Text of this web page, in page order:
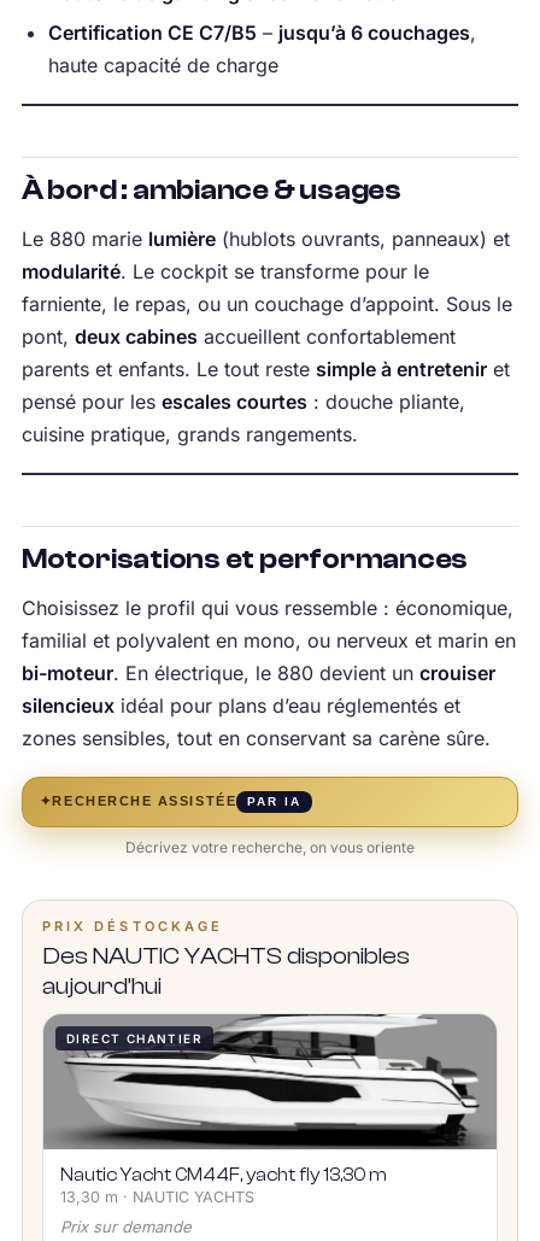
Certification CE C7/B5 – jusqu’à 6 couchages,
haute capacité de charge
À bord : ambiance & usages
Le 880 marie lumière(hublots ouvrants, panneaux) et
modularité. Le cockpit se transforme pour le
farniente, le repas, ou un couchage d’appoint. Sous le
pont, deux cabines accueillent confortablement
parents et enfants. Le tout reste simple à entreteniret
pensé pour les escales courtes : douche pliante,
cuisine pratique, grands rangements.
Motorisations et performances
Choisissez le profil qui vous ressemble : économique,
familial et polyvalent en mono, ou nerveux et marin en
bi-moteur. En électrique, le 880 devient un crouiser
silencieuxidéal pour plans d’eau réglementés et
zones sensibles, tout en conservant sa carène sûre.
✦RECHERCHE ASSISTÉE PAR IA
Décrivez votre recherche, on vous oriente
PRIX DÉSTOCKAGE
Des NAUTIC YACHTS disponibles
aujourd’hui
DIRECT CHANTIER
Nautic Yacht CM44F, yacht fly 13,30 m
13,30 m · NAUTIC YACHTS
Prix sur demande